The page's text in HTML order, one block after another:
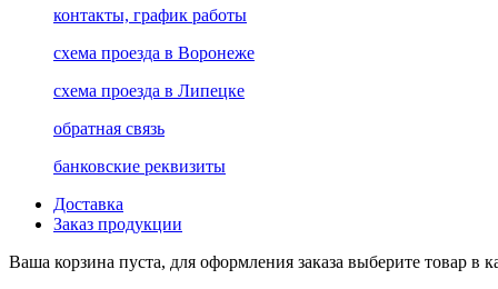
контакты, график работы
схема проезда в Воронеже
схема проезда в Липецке
обратная связь
банковские реквизиты
Доставка
Заказ продукции
Ваша корзина пуста, для оформления заказа выберите товар в